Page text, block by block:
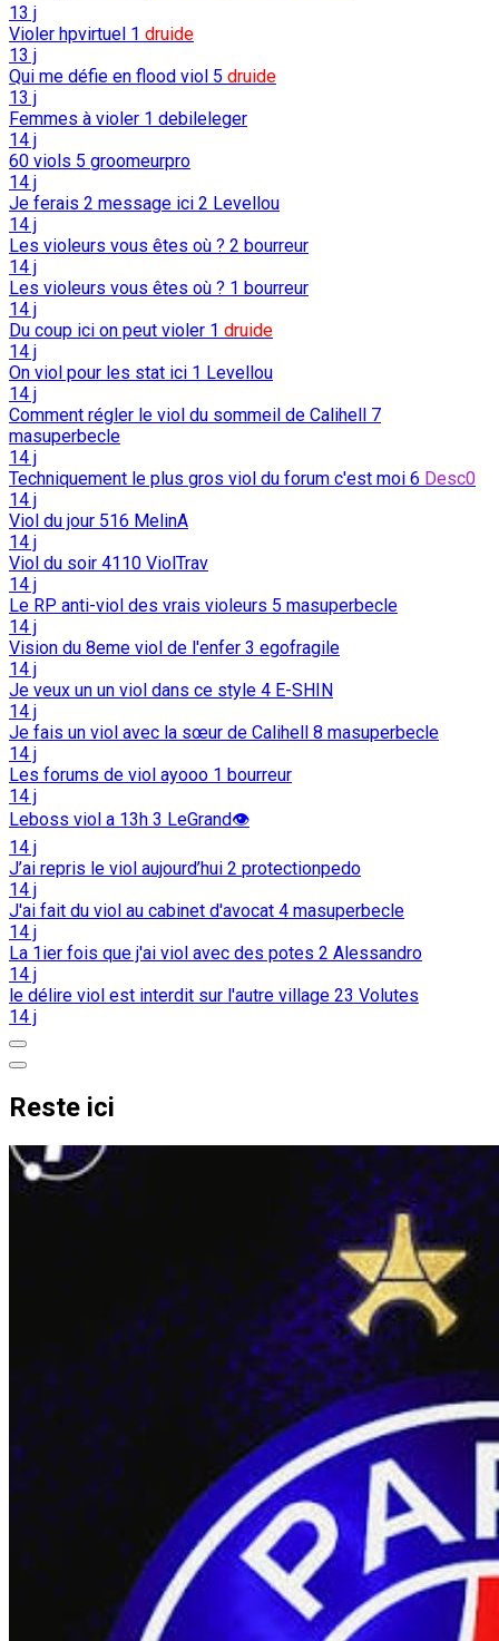
13 j
Violer hpvirtuel 1 druide
13 j
Qui me défie en flood viol 5 druide
13 j
Femmes à violer 1 debileleger
14 j
60 viols 5 groomeurpro
14 j
Je ferais 2 message ici 2 Levellou
14 j
Les violeurs vous êtes où ? 2 bourreur
14 j
Les violeurs vous êtes où ? 1 bourreur
14 j
Du coup ici on peut violer 1 druide
14 j
On viol pour les stat ici 1 Levellou
14 j
Comment régler le viol du sommeil de Calihell 7
masuperbecle
14 j
Techniquement le plus gros viol du forum c'est moi 6 Desc0
14 j
Viol du jour 516 MelinA
14 j
Viol du soir 4110 ViolTrav
14 j
Le RP anti-viol des vrais violeurs 5 masuperbecle
14 j
Vision du 8eme viol de l'enfer 3 egofragile
14 j
Je veux un un viol dans ce style 4 E-SHIN
14 j
Je fais un viol avec la sœur de Calihell 8 masuperbecle
14 j
Les forums de viol ayooo 1 bourreur
14 j
Leboss viol a 13h 3 LeGrand👁️
14 j
J’ai repris le viol aujourd’hui 2 protectionpedo
14 j
J'ai fait du viol au cabinet d'avocat 4 masuperbecle
14 j
La 1ier fois que j'ai viol avec des potes 2 Alessandro
14 j
le délire viol est interdit sur l'autre village 23 Volutes
14 j
Reste ici